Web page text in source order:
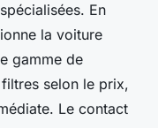
En
la voiture
gamme de
selon le prix,
Le contact